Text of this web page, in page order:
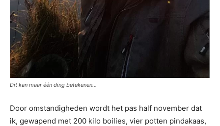
Dit kan maar één ding betekenen…
Door omstandigheden wordt het pas half november dat
ik, gewapend met 200 kilo boilies, vier potten pindakaas,